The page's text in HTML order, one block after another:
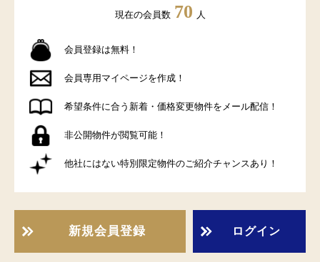
現在の会員数 70 人
会員登録は無料！
会員専用マイページを作成！
希望条件に合う新着・価格変更物件をメール配信！
非公開物件が閲覧可能！
他社にはない特別限定物件のご紹介チャンスあり！
新規会員登録 ログイン